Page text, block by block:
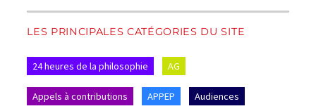
LES PRINCIPALES CATÉGORIES DU SITE
24 heures de la philosophie AG
Appels à contributions APPEP Audiences